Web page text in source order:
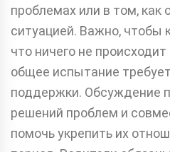
проблемах или в том, как
ситуацией. Важно, чтобы
что ничего не
общее испытание
поддержки. Обсуждение
решений проблем и
помочь укрепить их